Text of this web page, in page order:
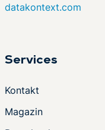
datakontext.com
Services
Kontakt
Magazin